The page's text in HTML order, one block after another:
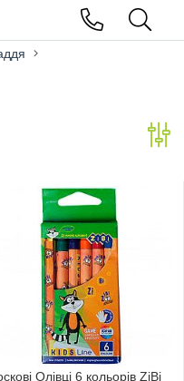
Олівці 6 кольорів ZiBi